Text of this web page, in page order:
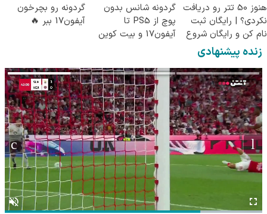
هنوز 50 تتر رو دریافت
نکردی؟ | رایگان ثبت
نام کن و رایگان شروع
کن!
گردونه شانس بدون
پوچ از PS5 تا
آیفون17 و بیت کوین
گردونه رو بچرخون
آیفون17 ببر 🔥
زنده پیشنهادی